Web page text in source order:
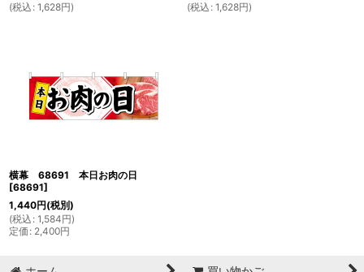
(税込 : 1,628円)
(税込 : 1,628円)
横幕 68691 本日お肉の日
[68691]
1,440円(税別)
(税込 : 1,584円)
定価 : 2,400円